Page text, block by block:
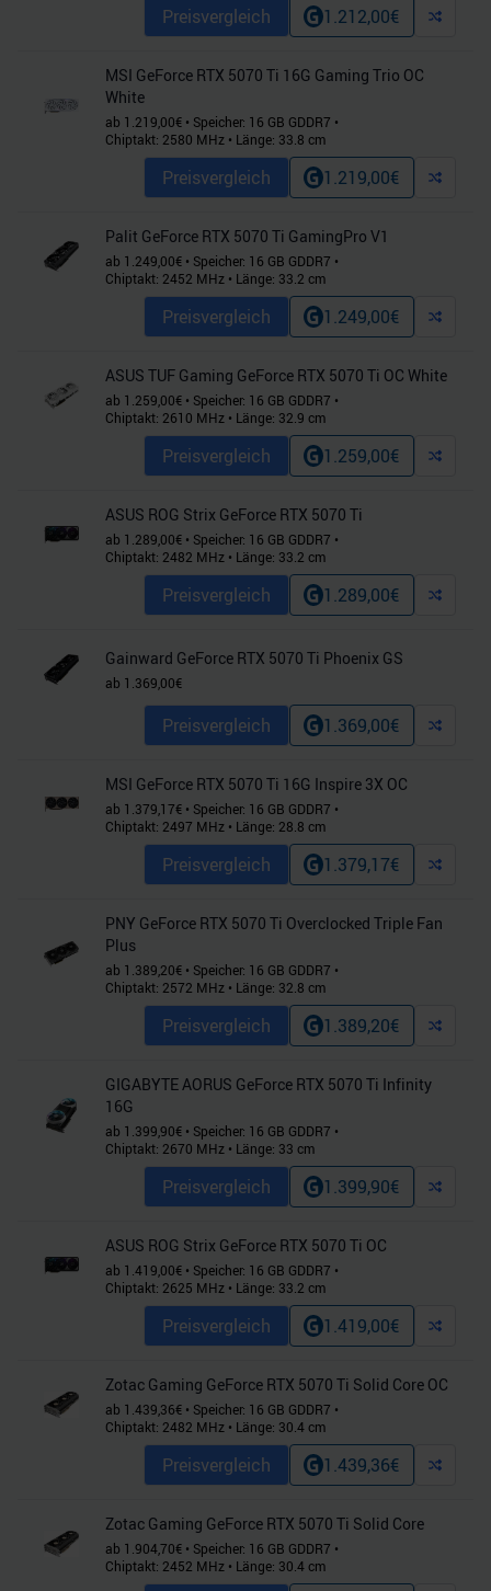
Preisvergleich 1.212,00€
MSI GeForce RTX 5070 Ti 16G Gaming Trio OC
White
ab 1.219,00€ • Speicher: 16 GB GDDR7 •
Chiptakt: 2580 MHz • Länge: 33.8 cm
Preisvergleich 1.219,00€
Palit GeForce RTX 5070 Ti GamingPro V1
ab 1.249,00€ • Speicher: 16 GB GDDR7 •
Chiptakt: 2452 MHz • Länge: 33.2 cm
Preisvergleich 1.249,00€
ASUS TUF Gaming GeForce RTX 5070 Ti OC White
ab 1.259,00€ • Speicher: 16 GB GDDR7 •
Chiptakt: 2610 MHz • Länge: 32.9 cm
Preisvergleich 1.259,00€
ASUS ROG Strix GeForce RTX 5070 Ti
ab 1.289,00€ • Speicher: 16 GB GDDR7 •
Chiptakt: 2482 MHz • Länge: 33.2 cm
Preisvergleich 1.289,00€
Gainward GeForce RTX 5070 Ti Phoenix GS
ab 1.369,00€
Preisvergleich 1.369,00€
MSI GeForce RTX 5070 Ti 16G Inspire 3X OC
ab 1.379,17€ • Speicher: 16 GB GDDR7 •
Chiptakt: 2497 MHz • Länge: 28.8 cm
Preisvergleich 1.379,17€
PNY GeForce RTX 5070 Ti Overclocked Triple Fan
Plus
ab 1.389,20€ • Speicher: 16 GB GDDR7 •
Chiptakt: 2572 MHz • Länge: 32.8 cm
Preisvergleich 1.389,20€
GIGABYTE AORUS GeForce RTX 5070 Ti Infinity
16G
ab 1.399,90€ • Speicher: 16 GB GDDR7 •
Chiptakt: 2670 MHz • Länge: 33 cm
Preisvergleich 1.399,90€
ASUS ROG Strix GeForce RTX 5070 Ti OC
ab 1.419,00€ • Speicher: 16 GB GDDR7 •
Chiptakt: 2625 MHz • Länge: 33.2 cm
Preisvergleich 1.419,00€
Zotac Gaming GeForce RTX 5070 Ti Solid Core OC
ab 1.439,36€ • Speicher: 16 GB GDDR7 •
Chiptakt: 2482 MHz • Länge: 30.4cm
Preisvergleich 1.439,36€
Zotac Gaming GeForce RTX 5070 Ti Solid Core
ab 1.904,70€ • Speicher: 16 GB GDDR7 •
Chiptakt: 2452 MHz • Länge: 30.4cm